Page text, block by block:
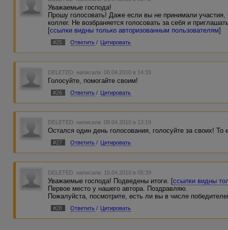
Уважаемые господа!
Прошу голосовать! Даже если вы не принимали
коллег. Не возбраняется голосовать за себя и
[ссылки видны только авторизованным пользователям]
#25 Ответить / Цитировать
DELETED написала 06.04.2010 в 14:33
Голосуйте, помогайте своим!
#26 Ответить / Цитировать
DELETED написала 09.04.2010 в 13:19
Остался один день голосования, голосуйте за своих! То
#27 Ответить / Цитировать
DELETED написала 15.04.2010 в 05:39
Уважаемые господа! Подведены итоги. [ссылки видны
Первое место у нашего автора. Поздравляю.
Пожалуйста, посмотрите, есть ли вы в числе
#28 Ответить / Цитировать